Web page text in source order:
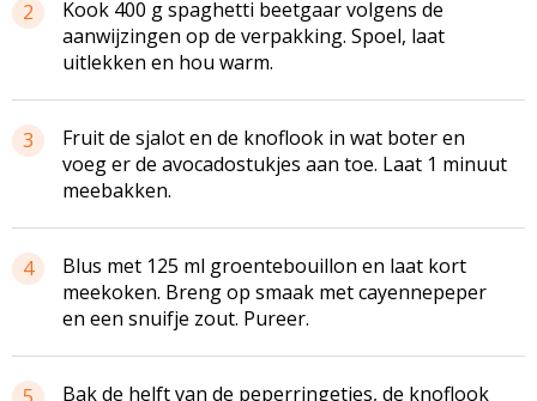
2
Kook 400 g spaghetti beetgaar volgens de
aanwijzingen op de verpakking. Spoel, laat
uitlekken en hou warm.
3
Fruit de sjalot en de knoflook in wat boter en
voeg er de avocadostukjes aan toe. Laat 1 minuut
meebakken.
4
Blus met 125 ml groentebouillon en laat kort
meekoken. Breng op smaak met cayennepeper
en een snuifje zout. Pureer.
5
Bak de helft van de peperringetjes, de knoflook